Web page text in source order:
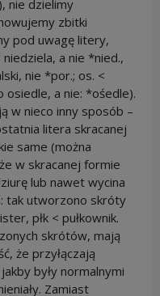
nie dzielimy
zbitki
pod uwagę litery,
niedziela, a nie *nied.,
nie *por.; os. <
osiedle, a nie: *ośedle).
w nieco inny sposób –
litera skracanej
same (można
w skracanej formie
lub nawet wycina
tak utworzono skróty
płk < pułkownik.
skrótów, mają
że przyłączają
były normalnymi
Zamiast